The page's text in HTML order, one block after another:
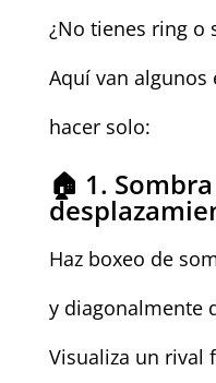
¿No tienes ring o
Aquí van algunos
hacer solo:
🏠 1.
Haz boxeo de
y diagonalmente
Visualiza un rival